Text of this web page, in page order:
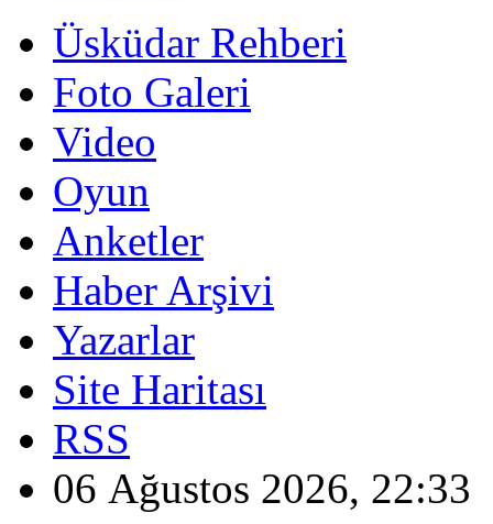
Üsküdar Rehberi
Foto Galeri
Video
Oyun
Anketler
Haber Arşivi
Yazarlar
Site Haritası
RSS
06 Ağustos 2026, 22:33